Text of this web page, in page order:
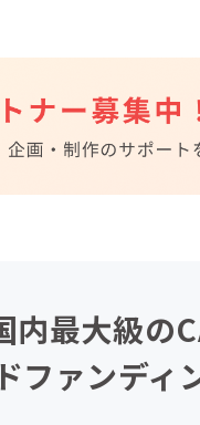
内最大級の
ファンディ